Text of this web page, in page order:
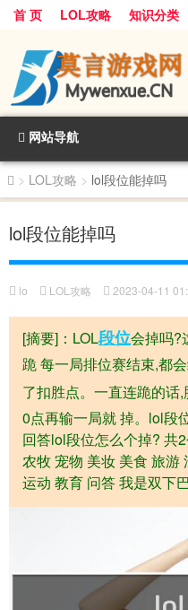
首 页 LOL攻略 知识分类
网站导航
> LOL攻略 > lol段位能掉吗
lol段位能掉吗
lo LOL攻略 2023-04-11
[摘要]：LOL段位会掉吗?
跪 每一局排位赛结束,都
了扣胜点。一直连跪的话,
0点再输一局就 掉。lol段
回答lol段位怎么个掉? 共
农牧 宠物 美妆 美食 旅游
运动 教育 问答 我是双下